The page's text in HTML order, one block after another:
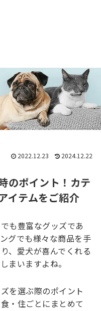
のポイント！カテ
イテムをご紹介
2022.12.23 2024.12.22
も豊富なグッズであ
グでも様々な商品を手
、愛犬が喜んでくれる
まいますよね。
を選ぶ際のポイント
・住ごとにまとめて